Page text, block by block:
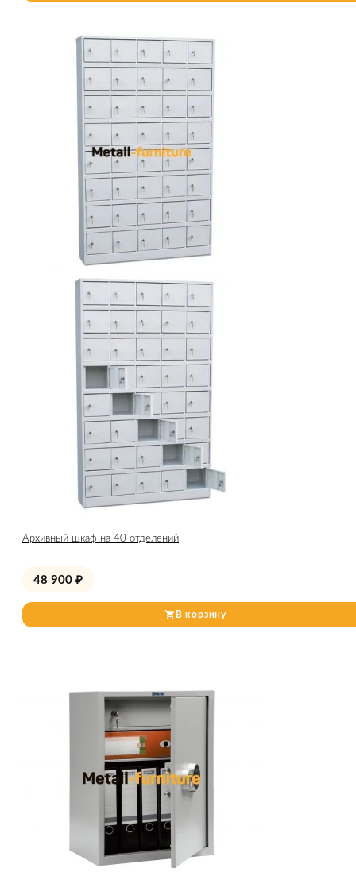
Архивный шкаф на 40 отделений
48 900 ₽
В корзину